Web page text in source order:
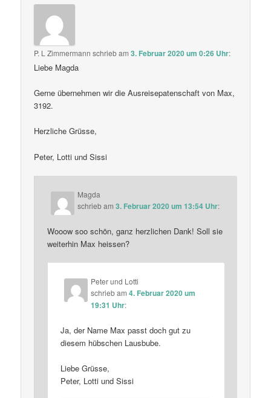
P. L Zimmermann schriebam3. Februar 2020 um 0:26 Uhr:
Liebe Magda
Gerne übernehmen wir die Ausreisepatenschaft von Max,
3192.
Herzliche Grüsse,
Peter, Lotti und Sissi
Magda
schriebam3. Februar 2020 um 13:54 Uhr:
Wooow soo schön, ganz herzlichen Dank! Soll sie
weiterhin Max heissen?
Peter und Lotti
schriebam4. Februar 2020 um
19:31 Uhr:
Ja, der Name Max passt doch gut zu
diesem hübschen Lausbube.
Liebe Grüsse,
Peter, Lotti und Sissi